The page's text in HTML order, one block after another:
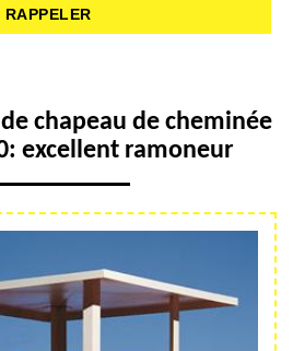
chapeau de cheminée
excellent ramoneur